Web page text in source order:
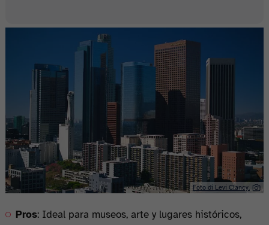
Foto di Levi Clancy.
Pros: Ideal para museos, arte y lugares históricos,